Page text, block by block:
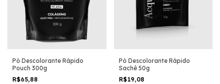
Pó Descolorante Rápido
Pouch 300g
R$65,88
Pó Descolorante Rápido
Sachê 50g
R$19,08